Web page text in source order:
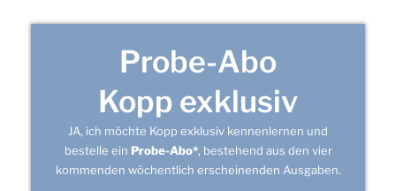
Probe-Abo
Kopp exklusiv
JA, ich möchte Kopp exklusiv kennenlernen und
bestelle ein Probe-Abo*, bestehend aus den vier
kommenden wöchentlich erscheinenden Ausgaben.